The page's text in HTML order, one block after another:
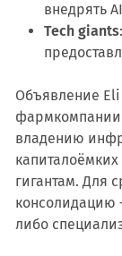
внедрять
Tech giants
Объявление
фармкомпании
владению
гигантам. Для
консолидацию
либо